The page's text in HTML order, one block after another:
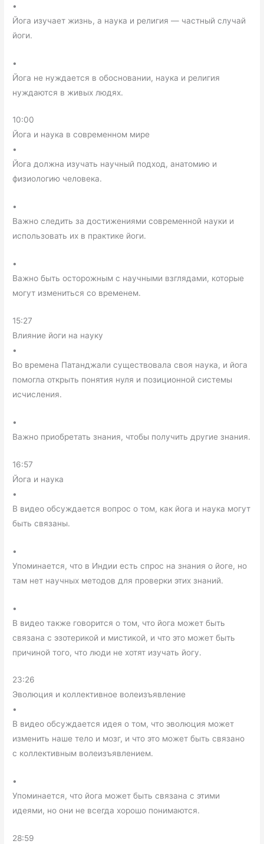
•
Йога изучает жизнь, а наука и религия — частный случай
йоги.
•
Йога не нуждается в обосновании, наука и религия
нуждаются в живых людях.
10:00
Йога и наука в современном мире
•
Йога должна изучать научный подход, анатомию и
физиологию человека.
•
Важно следить за достижениями современной науки и
использовать их в практике йоги.
•
Важно быть осторожным с научными взглядами, которые
могут измениться со временем.
15:27
Влияние йоги на науку
•
Во времена Патанджали существовала своя наука, и йога
помогла открыть понятия нуля и позиционной системы
исчисления.
•
Важно приобретать знания, чтобы получить другие знания.
16:57
Йога и наука
•
В видео обсуждается вопрос о том, как йога и наука могут
быть связаны.
•
Упоминается, что в Индии есть спрос на знания о йоге, но
там нет научных методов для проверки этих знаний.
•
В видео также говорится о том, что йога может быть
связана с эзотерикой и мистикой, и что это может быть
причиной того, что люди не хотят изучать йогу.
23:26
Эволюция и коллективное волеизъявление
•
В видео обсуждается идея о том, что эволюция может
изменить наше тело и мозг, и что это может быть связано
с коллективным волеизъявлением.
•
Упоминается, что йога может быть связана с этими
идеями, но они не всегда хорошо понимаются.
28:59